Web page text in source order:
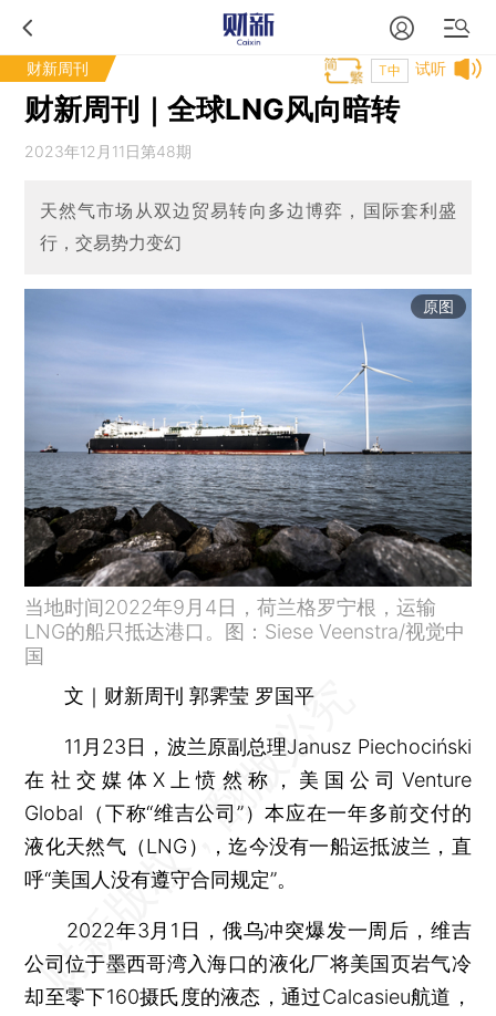
财新周刊 试听
T中
财新周刊｜全球LNG风向暗转
2023年12月11日第48期
天然气市场从双边贸易转向多边博弈，国际套利盛
行，交易势力变幻
原图
当地时间2022年9月4日，荷兰格罗宁根，运输
LNG的船只抵达港口。图：Siese Veenstra/视觉中
国
文｜财新周刊 郭霁莹 罗国平
11月23日，波兰原副总理Janusz Piechociński
在社交媒体X上愤然称，美国公司Venture
Global（下称“维吉公司”）本应在一年多前交付的
液化天然气（LNG），迄今没有一船运抵波兰，直
呼“美国人没有遵守合同规定”。
2022年3月1日，俄乌冲突爆发一周后，维吉
公司位于墨西哥湾入海口的液化厂将美国页岩气冷
却至零下160摄氏度的液态，通过Calcasieu航道，